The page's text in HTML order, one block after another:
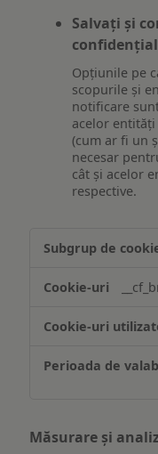
Salvați și
Opțiunile pe
scopurile și
notificare
acelor
(cum ar fi un
necesar
cât și acelor
respective.
funcționalităților
ului
Măsurare și